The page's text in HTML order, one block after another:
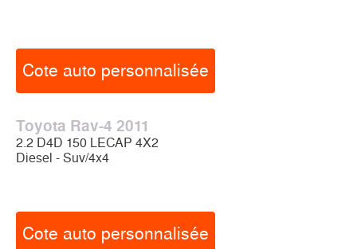
Cote auto personnalisée
Toyota Rav-4 2011
2.2 D4D 150 LECAP 4X2
Diesel - Suv/4x4
Cote auto personnalisée